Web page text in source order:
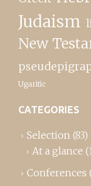
Judaism
New
Ugaritic
CATEGORIES
Selection (83)
At a glance
Conferences